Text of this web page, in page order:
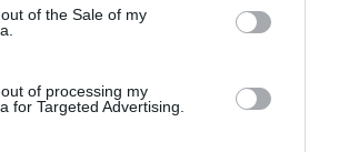
of the Sale of my
of processing my
for Targeted Advertising.
η Ελλάδα στο